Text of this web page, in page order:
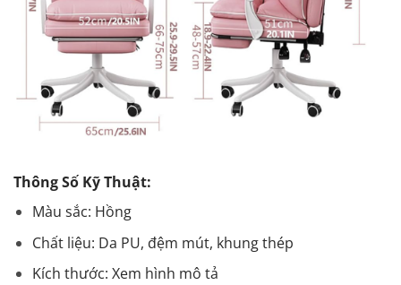
Thông Số Kỹ Thuật:
Màu sắc: Hồng
Chất liệu: Da PU, đệm mút, khung thép
Kích thước: Xem hình mô tả